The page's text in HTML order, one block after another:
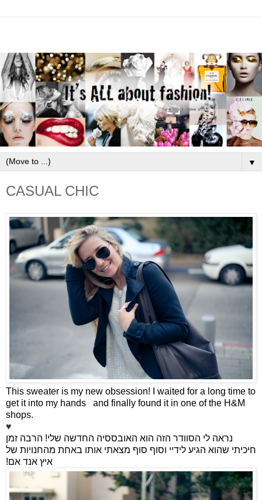
▼
CASUAL CHIC
This sweater is my new obsession! I waited for a long time to
get it into my hands
and finally found it in one of the H&M
shops.
♥
נראה לי הסוודר הזה הוא האובססיה החדשה שלי! הרבה זמן
חיכיתי שהוא הגיע לידיי וסוף סוף מצאתי אותו באחת מהחנויות של
איץ אנד אם!